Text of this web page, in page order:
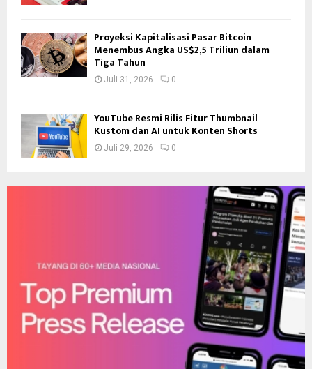
Proyeksi Kapitalisasi Pasar Bitcoin
Menembus Angka US$2,5 Triliun dalam
Tiga Tahun
Juli 31, 2026 0
YouTube Resmi Rilis Fitur Thumbnail
Kustom dan AI untuk Konten Shorts
Juli 29, 2026 0